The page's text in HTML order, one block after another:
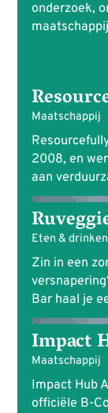
onderzoek,
Maatschappij
2008, en
aan
Eten & drinken
Zin in een
Bar haal je
Impact
Maatschappij
Impact Hub
officiële B-